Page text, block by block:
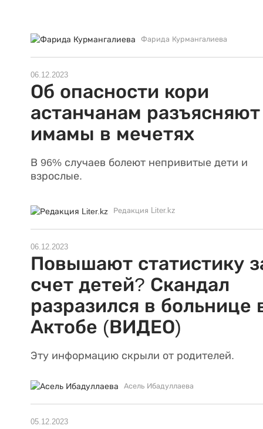
Фарида Курмангалиева
06.12.2023
Об опасности кори
астанчанам разъясняют
имамы в мечетях
В 96% случаев болеют непривитые дети и
взрослые.
Редакция Liter.kz
06.12.2023
Повышают статистику
счет детей? Скандал
разразился в больнице
Актобе (ВИДЕО)
Эту информацию скрыли от родителей.
Асель Ибадуллаева
05.12.2023